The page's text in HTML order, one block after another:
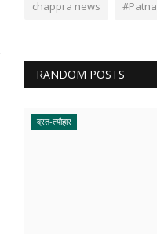
chappra news #Patna
RANDOM POSTS
व्रत-त्यौहार